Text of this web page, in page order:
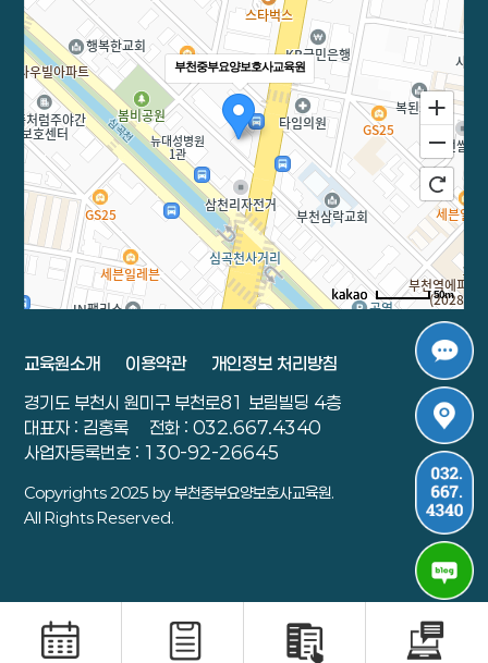
부천중부요양보호사교육원
50m
지도 크게 보기
주소
경기 부천시 원미구 부천로 81 보림빌딩 4층
전화
032-667-4340
교육원소개 이용약관
개인정보 처리방침
경기도 부천시 원미구 부천로81 보림빌딩 4층
대표자 : 김홍록
전화 : 032.667.4340
사업자등록번호 : 130-92-26645
Copyrights 2025 by 부천중부요양보호사교육원.
All Rights Reserved.